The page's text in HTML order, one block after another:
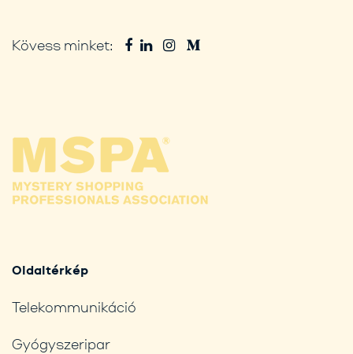
Kövess minket:
Oldaltérkép
Telekommunikáció
Gyógyszeripar